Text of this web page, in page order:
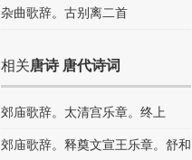
杂曲歌辞。古别离二首
相关唐诗 唐代诗词
郊庙歌辞。太清宫乐章。终上
郊庙歌辞。释奠文宣王乐章。舒和